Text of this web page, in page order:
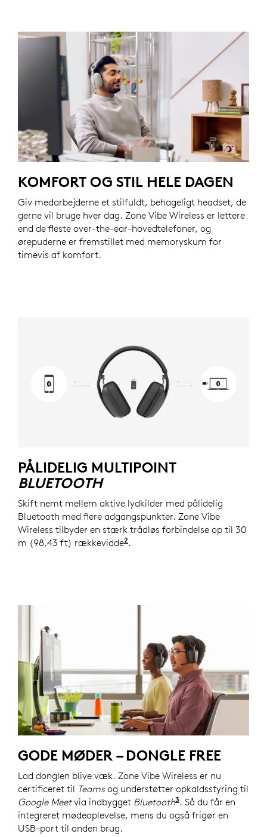
KOMFORT OG STIL HELE DAGEN
Giv medarbejderne et stilfuldt, behageligt headset, de
gerne vil bruge hver dag. Zone Vibe Wireless er lettere
end de fleste over-the-ear-hovedtelefoner, og
ørepuderne er fremstillet med memoryskum for
timevis af komfort.
PÅLIDELIG MULTIPOINT
BLUETOOTH
Skift nemt mellem aktive lydkilder med pålidelig
Bluetooth med flere adgangspunkter. Zone Vibe
Wireless tilbyder en stærk trådløs forbindelse op til 30
m (98,43 ft) rækkevidde2 For modtagerversioner er
.
GODE MØDER – DONGLE FREE
Lad donglen blive væk. Zone Vibe Wireless er nu
certificeret til Teamsog understøtter opkaldsstyring til
Google Meetvia indbygget Bluetooth3Certificeringen til
. Så du får en
integreret mødeoplevelse, mens du også frigør en
USB-port til anden brug.